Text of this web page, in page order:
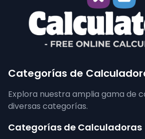
Categorías de
Explora nuestra amplia gama de
diversas categorías.
Categorías de Calculadoras